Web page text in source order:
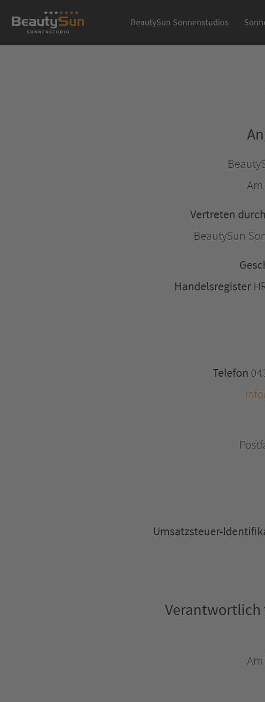
BeautySun Sonnenstudios
Vertreten
BeautySun
Handelsregister
Telefon
Umsatzsteuer-
Verantwortlich